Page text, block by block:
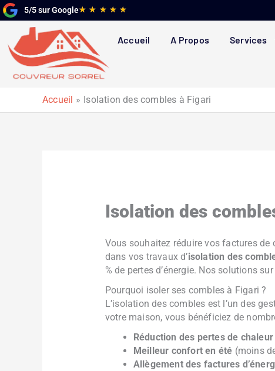
Aller
au
contenu
5/5 sur Google★ ★ ★ ★ ★
5
Accueil A Propos Services
Accueil Isolation des combles à Figari
Isolation des
Vous souhaitez réduire vos factures
dans vos travaux d’isolation des
% de pertes d’énergie. Nos solutions
Pourquoi isoler ses combles à Figari ?
L’isolation des combles est l’un des
votre maison, vous bénéficiez de
Réduction des pertes de chaleur
Meilleur confort en été (moins
Allègement des factures